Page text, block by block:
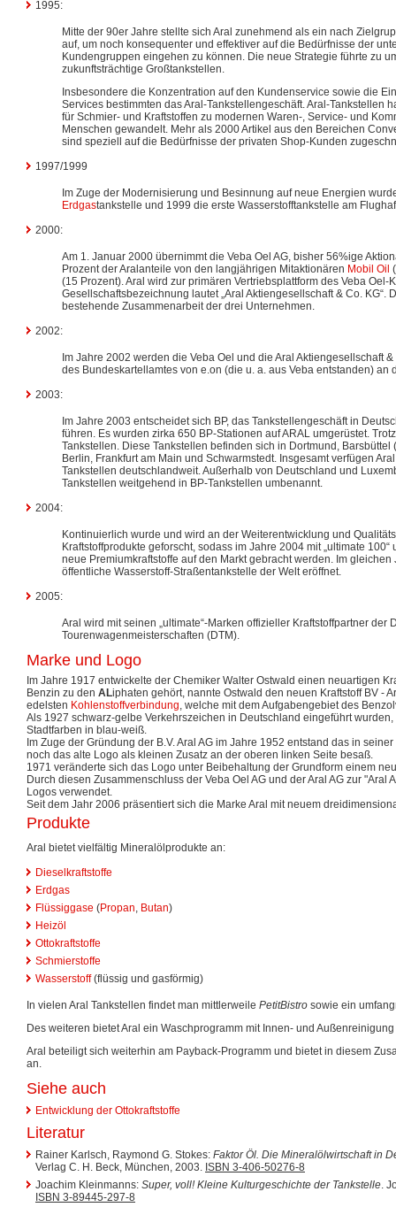
1995:
Mitte der 90er Jahre stellte sich Aral zunehmend als ein nach
auf, um noch konsequenter und effektiver auf die Bedürfnisse der
Kundengruppen eingehen zu können. Die neue Strategie führte zu
zukunftsträchtige Großtankstellen.
Insbesondere die Konzentration auf den Kundenservice sowie die
Services bestimmten das Aral-Tankstellengeschäft. Aral-Tankstellen
für Schmier- und Kraftstoffen zu modernen Waren-, Service- und
Menschen gewandelt. Mehr als 2000 Artikel aus den Bereichen
sind speziell auf die Bedürfnisse der privaten Shop-Kunden
1997/1999
Im Zuge der Modernisierung und Besinnung auf neue Energien
Erdgastankstelle und 1999 die erste Wasserstofftankstelle am
2000:
Am 1. Januar 2000 übernimmt die Veba Oel AG, bisher 56%ige
Prozent der Aralanteile von den langjährigen Mitaktionären Mobil Oil
(15 Prozent). Aral wird zur primären Vertriebsplattform des Veba Oel-
Gesellschaftsbezeichnung lautet „Aral Aktiengesellschaft & Co. KG“.
bestehende Zusammenarbeit der drei Unternehmen.
2002:
Im Jahre 2002 werden die Veba Oel und die Aral Aktiengesellschaft
des Bundeskartellamtes von e.on (die u. a. aus Veba entstanden) an
2003:
Im Jahre 2003 entscheidet sich BP, das Tankstellengeschäft in
führen. Es wurden zirka 650 BP-Stationen auf ARAL umgerüstet.
Tankstellen. Diese Tankstellen befinden sich in Dortmund, Barsbüttel
Berlin, Frankfurt am Main und Schwarmstedt. Insgesamt verfügen
Tankstellen deutschlandweit. Außerhalb von Deutschland und
Tankstellen weitgehend in BP-Tankstellen umbenannt.
2004:
Kontinuierlich wurde und wird an der Weiterentwicklung und
Kraftstoffprodukte geforscht, sodass im Jahre 2004 mit „ultimate 100“
neue Premiumkraftstoffe auf den Markt gebracht werden. Im
öffentliche Wasserstoff-Straßentankstelle der Welt eröffnet.
2005:
Aral wird mit seinen „ultimate“-Marken offizieller Kraftstoffpartner der
Tourenwagenmeisterschaften (DTM).
Marke und Logo
Im Jahre 1917 entwickelte der Chemiker Walter Ostwald einen neuartigen
Benzin zu den ALiphaten gehört, nannte Ostwald den neuen Kraftstoff BV -
edelsten Kohlenstoffverbindung, welche mit dem Aufgabengebiet des
Als 1927 schwarz-gelbe Verkehrszeichen in Deutschland eingeführt
Stadtfarben in blau-weiß.
Im Zuge der Gründung der B.V. Aral AG im Jahre 1952 entstand das in
noch das alte Logo als kleinen Zusatz an der oberen linken Seite besaß.
1971 veränderte sich das Logo unter Beibehaltung der Grundform einem
Durch diesen Zusammenschluss der Veba Oel AG und der Aral AG zur
Logos verwendet.
Seit dem Jahr 2006 präsentiert sich die Marke Aral mit neuem
Produkte
Aral bietet vielfältig Mineralölprodukte an:
Dieselkraftstoffe
Erdgas
Flüssiggase (Propan, Butan)
Heizöl
Ottokraftstoffe
Schmierstoffe
Wasserstoff(flüssig und gasförmig)
In vielen Aral Tankstellen findet man mittlerweile PetitBistro sowie ein
Des weiteren bietet Aral ein Waschprogramm mit Innen- und
Aral beteiligt sich weiterhin am Payback-Programm und bietet in diesem
an.
Siehe auch
Entwicklung der Ottokraftstoffe
Literatur
Rainer Karlsch, Raymond G. Stokes: Faktor Öl. Die Mineralölwirtschaft in
Verlag C. H. Beck, München, 2003. ISBN 3-406-50276-8
Joachim Kleinmanns: Super, voll! Kleine Kulturgeschichte der Tankstelle.
ISBN 3-89445-297-8